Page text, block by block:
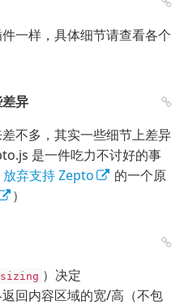
一样，具体细节请查看各个
异
不多，其实一些细节上差异
是一件吃力不讨好的事
弃支持 Zepto
的一个原
）
sizing ）决定
回内容区域的宽/高（不包